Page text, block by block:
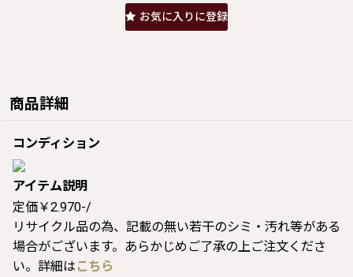
お気に入りに登録
商品詳細
コンディション
アイテム説明
定価￥2.970-/
リサイクル品の為、記載の無い若干のシミ・汚れ等がある
場合がございます。あらかじめご了承の上ご注文くださ
い。詳細は こちら